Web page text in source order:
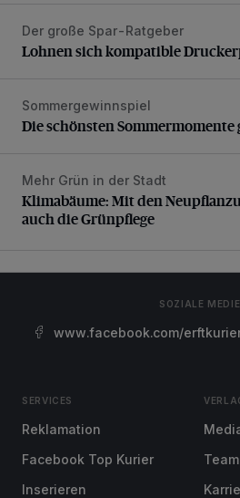
Lohnen sich kompatible
Der große Spar-Ratgeber
Lohnen sich kompatible
Die schönsten Sommermomente
Sommergewinnspiel
Die schönsten Sommermomente
Klimabäume: Mit den
Mehr Grün in der Stadt
Klimabäume: Mit den
auch die Grünpflege
SOZIALE
www.facebook.com/
SERVICES
Reklamation
Facebook Top Kurier
Inserieren
Team